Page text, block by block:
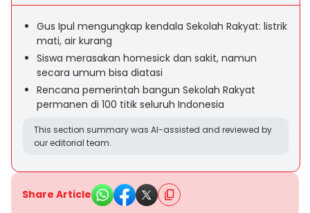
Gus Ipul mengungkap kendala Sekolah Rakyat: listrik
mati, air kurang
Siswa merasakan homesick dan sakit, namun
secara umum bisa diatasi
Rencana pemerintah bangun Sekolah Rakyat
permanen di 100 titik seluruh Indonesia
This section summary was AI-assisted and reviewed by
our editorial team.
Share Article